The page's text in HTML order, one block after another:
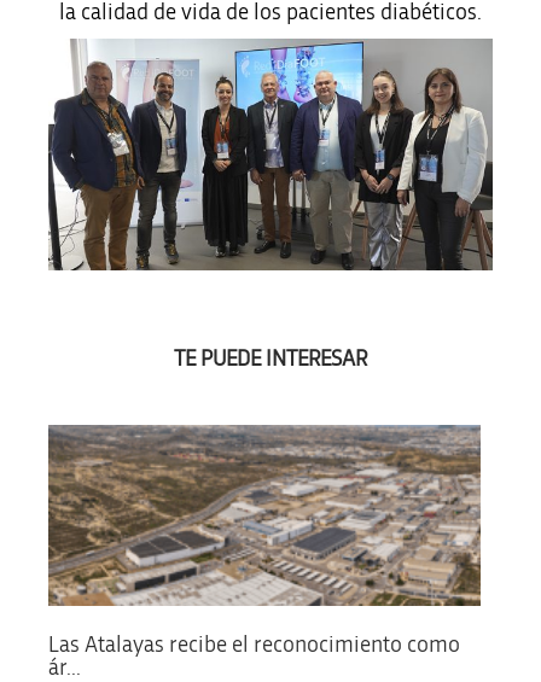
la calidad de vida de los pacientes diabéticos.
TE PUEDE INTERESAR
Las Atalayas recibe el reconocimiento como
ár...